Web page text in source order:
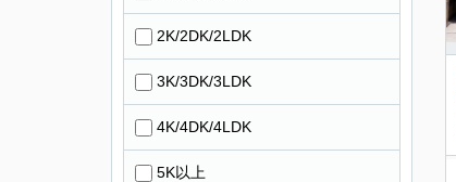
2K/2DK/2LDK
3K/3DK/3LDK
4K/4DK/4LDK
5K以上